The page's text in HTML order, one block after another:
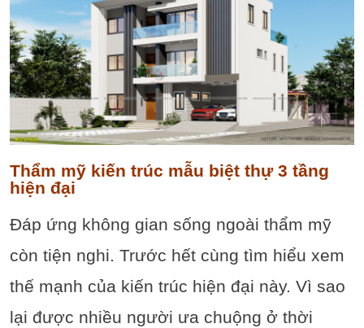
Thẩm mỹ kiến trúc mẫu biệt thự 3 tầng
hiện đại
Đáp ứng không gian sống ngoài thẩm mỹ
còn tiện nghi. Trước hết cùng tìm hiểu xem
thế mạnh của kiến trúc hiện đại này. Vì sao
lại được nhiều người ưa chuộng ở thời